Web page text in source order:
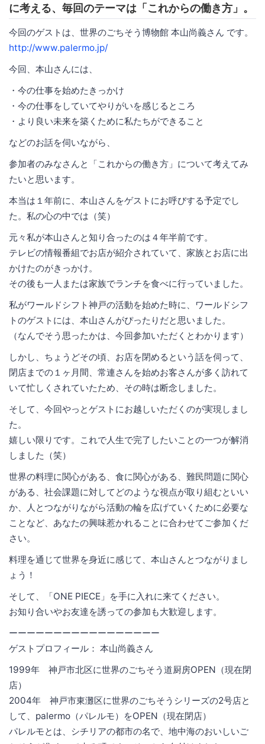
に考える、毎回のテーマは「これからの働き方」。
今回のゲストは、世界のごちそう博物館 本山尚義さん です。
http://www.palermo.jp/
今回、本山さんには、
・今の仕事を始めたきっかけ
・今の仕事をしていてやりがいを感じるところ
・より良い未来を築くために私たちができること
などのお話を伺いながら、
参加者のみなさんと「これからの働き方」について考えてみ
たいと思います。
本当は１年前に、本山さんをゲストにお呼びする予定でし
た。私の心の中では（笑）
元々私が本山さんと知り合ったのは４年半前です。
テレビの情報番組でお店が紹介されていて、家族とお店に出
かけたのがきっかけ。
その後も一人または家族でランチを食べに行っていました。
私がワールドシフト神戸の活動を始めた時に、ワールドシフ
トのゲストには、本山さんがぴったりだと思いました。
（なんでそう思ったかは、今回参加いただくとわかります）
しかし、ちょうどその頃、お店を閉めるという話を伺って、
閉店までの１ヶ月間、常連さんを始めお客さんが多く訪れて
いて忙しくされていたため、その時は断念しました。
そして、今回やっとゲストにお越しいただくのが実現しまし
た。
嬉しい限りです。これで人生で完了したいことの一つが解消
しました（笑）
世界の料理に関心がある、食に関心がある、難民問題に関心
がある、社会課題に対してどのような視点が取り組むといい
か、人とつながりながら活動の輪を広げていくために必要な
ことなど、あなたの興味惹かれることに合わせてご参加くだ
さい。
料理を通じて世界を身近に感じて、本山さんとつながりまし
ょう！
そして、「ONE PIECE」を手に入れに来てください。
お知り合いやお友達を誘っての参加も大歓迎します。
ーーーーーーーーーーーーーーーーー
ゲストプロフィール： 本山尚義さん
1999年 神戸市北区に世界のごちそう道厨房OPEN（現在閉
店）
2004年 神戸市東灘区に世界のごちそうシリーズの2号店と
して、palermo（パレルモ）をOPEN（現在閉店）
パレルモとは、シチリアの都市の名で、地中海のおいしいご